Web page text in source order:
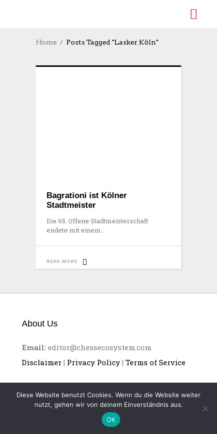
Home Posts Tagged "Lasker Köln"
Bagrationi ist Kölner
Stadtmeister
Die 65. Offene Stadtmeisterschaft
endete mit einem
READ MORE
About Us
Email: editor@chessecosystem.com
Disclaimer | Privacy Policy | Terms of Service
CHESS ECOSYSTEM
Diese Website benutzt Cookies. Wenn du die Website weiter
nutzt, gehen wir von deinem Einverständnis aus.
OK